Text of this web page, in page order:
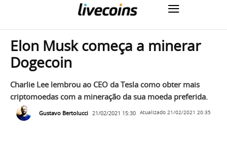
Elon Musk começa a minerar
Dogecoin
Charlie Lee lembrou ao CEO da Tesla como obter mais
criptomoedas com a mineração da sua moeda preferida.
Gustavo Bertolucci 21/02/2021 15:30 Atualizado 21/02/2021 20:35